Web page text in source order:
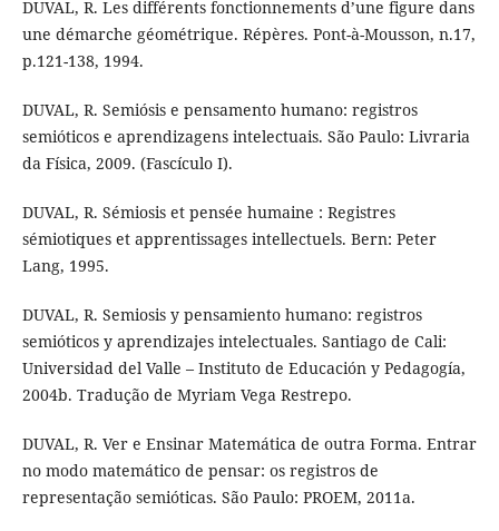
DUVAL, R. Les différents fonctionnements d’une figure dans
une démarche géométrique. Répères. Pont-à-Mousson, n.17,
p.121-138, 1994.
DUVAL, R. Semiósis e pensamento humano: registros
semióticos e aprendizagens intelectuais. São Paulo: Livraria
da Física, 2009. (Fascículo I).
DUVAL, R. Sémiosis et pensée humaine : Registres
sémiotiques et apprentissages intellectuels. Bern: Peter
Lang, 1995.
DUVAL, R. Semiosis y pensamiento humano: registros
semióticos y aprendizajes intelectuales. Santiago de Cali:
Universidad del Valle – Instituto de Educación y Pedagogía,
2004b. Tradução de Myriam Vega Restrepo.
DUVAL, R. Ver e Ensinar Matemática de outra Forma. Entrar
no modo matemático de pensar: os registros de
representação semióticas. São Paulo: PROEM, 2011a.